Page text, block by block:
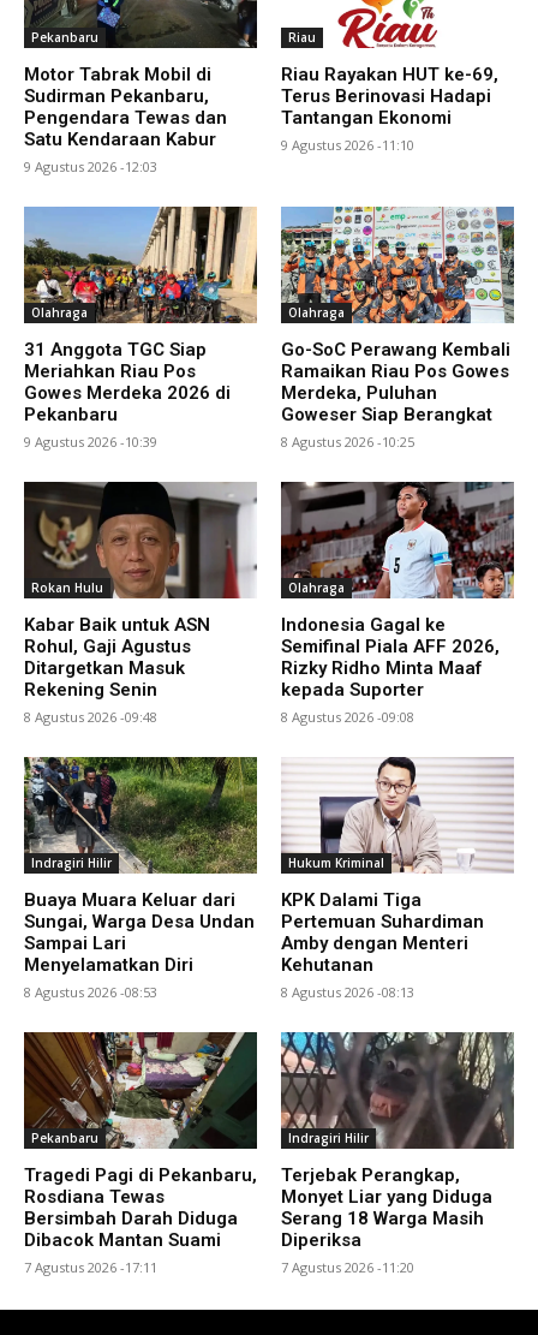
Pekanbaru
Motor Tabrak Mobil di
Sudirman Pekanbaru,
Pengendara Tewas dan
Satu Kendaraan Kabur
9 Agustus 2026 -12:03
Riau
Riau Rayakan HUT ke-69,
Terus Berinovasi Hadapi
Tantangan Ekonomi
9 Agustus 2026 -11:10
Olahraga
31 Anggota TGC Siap
Meriahkan Riau Pos
Gowes Merdeka 2026 di
Pekanbaru
9 Agustus 2026 -10:39
Olahraga
Go-SoC Perawang Kembali
Ramaikan Riau Pos Gowes
Merdeka, Puluhan
Goweser Siap Berangkat
8 Agustus 2026 -10:25
Rokan Hulu
Kabar Baik untuk ASN
Rohul, Gaji Agustus
Ditargetkan Masuk
Rekening Senin
8 Agustus 2026 -09:48
Olahraga
Indonesia Gagal ke
Semifinal Piala AFF 2026,
Rizky Ridho Minta Maaf
kepada Suporter
8 Agustus 2026 -09:08
Indragiri Hilir
Buaya Muara Keluar dari
Sungai, Warga Desa Undan
Sampai Lari
Menyelamatkan Diri
8 Agustus 2026 -08:53
Hukum Kriminal
KPK Dalami Tiga
Pertemuan Suhardiman
Amby dengan Menteri
Kehutanan
8 Agustus 2026 -08:13
Pekanbaru
Tragedi Pagi di Pekanbaru,
Rosdiana Tewas
Bersimbah Darah Diduga
Dibacok Mantan Suami
7 Agustus 2026 -17:11
Indragiri Hilir
Terjebak Perangkap,
Monyet Liar yang Diduga
Serang 18 Warga Masih
Diperiksa
7 Agustus 2026 -11:20